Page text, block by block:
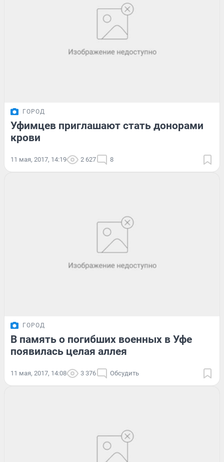
ГОРОД
Уфимцев приглашают стать донорами
крови
11 мая, 2017, 14:19 2 627 8
ГОРОД
В память о погибших военных в Уфе
появилась целая аллея
11 мая, 2017, 14:08 3 376 Обсудить